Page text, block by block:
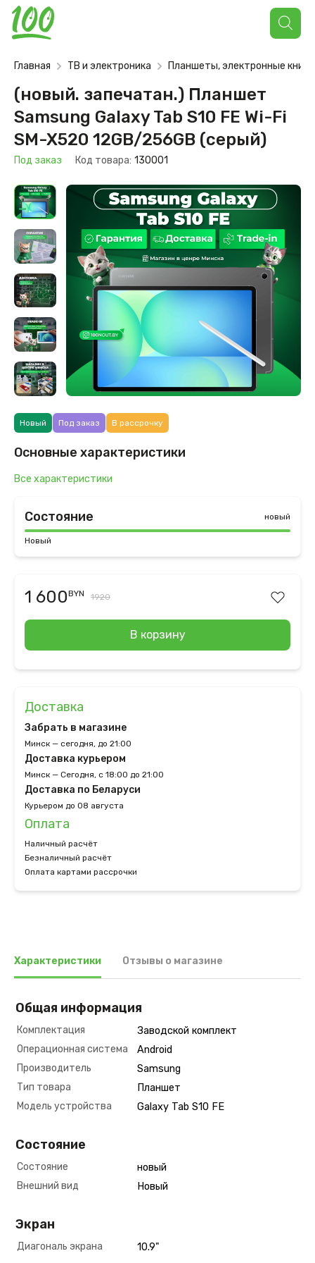
Поиск
товаров
Главная ТВ и электроника Планшеты, электронные книги
(новый. запечатан.) Планшет
Samsung Galaxy Tab S10 FE Wi-Fi
SM-X520 12GB/256GB (серый)
Под заказ Код товара: 130001
Новый Под заказ В рассрочку
Основные характеристики
Все характеристики
Состояние новый
Новый
1 600BYN 1920
В корзину
Доставка
Забрать в магазине
Минск — сегодня, до 21:00
Доставка курьером
Минск — Сегодня, с 18:00 до 21:00
Доставка по Беларуси
Курьером до 08 августа
Оплата
Наличный расчёт
Безналичный расчёт
Оплата картами рассрочки
Характеристики Отзывы о магазине
Общая информация
Комплектация
Заводской комплект
Операционная система
Android
Производитель
Samsung
Тип товара
Планшет
Модель устройства
Galaxy Tab S10 FE
Состояние
Состояние
новый
Внешний вид
Новый
Экран
Диагональ экрана 10.9"